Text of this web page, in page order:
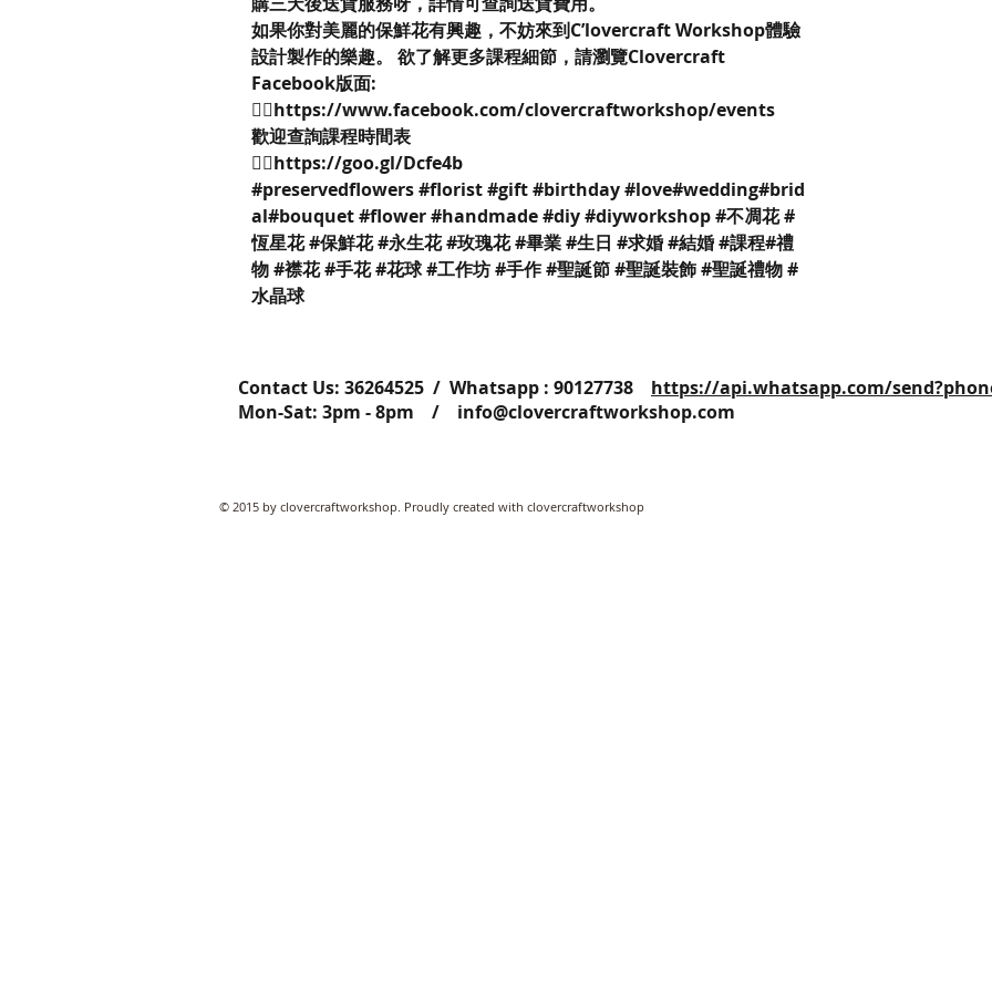
如果你對美麗的保鮮花有興趣，不妨來到C’lovercraft Workshop體驗
設計製作的樂趣。 欲了解更多課程細節，請瀏覽Clovercraft
Facebook版面:
👉🏻https://www.facebook.com/clovercraftworkshop/events
歡迎查詢課程時間表
👉🏻https://goo.gl/Dcfe4b
#preservedflowers #florist #gift #birthday #love#wedding#brid
al#bouquet #flower #handmade #diy #diyworkshop #不凋花 #
恆星花 #保鮮花 #永生花 #玫瑰花 #畢業 #生日 #求婚 #結婚 #課程#禮
物 #襟花 #手花 #花球 #工作坊 #手作 #聖誕節 #聖誕裝飾 #聖誕禮物 #
水晶球
Contact Us: ​​​​​​​​​​​​​​​​​​​​36264525 / Whatsapp : 90127738 https://api.whatsapp.com/
Mon-Sat: 3pm - 8pm / info@clovercraftworkshop.com
© 2015 by clovercraftworkshop. Proudly created with clovercraftworkshop